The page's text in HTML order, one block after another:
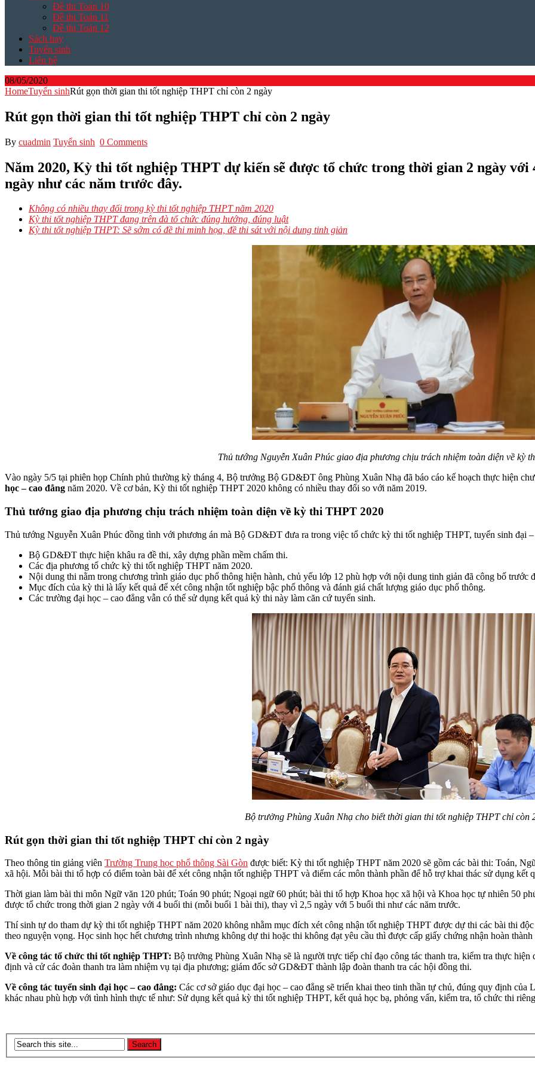
Đề thi Toán 10
Đề thi Toán 11
Đề thi Toán 12
Sách hay
Tuyển sinh
Liên hệ
08/05/2020
HomeTuyển sinhRút gọn thời gian thi tốt nghiệp THPT chỉ còn 2 ngày
Rút gọn thời gian thi tốt nghiệp THPT chỉ còn 2 ngày
By cuadmin Tuyển sinh 0 Comments
Năm 2020, Kỳ thi tốt nghiệp THPT dự kiến sẽ được tổ chức trong thời gian 2 ngày
ngày như các năm trước đây.
Không có nhiều thay đổi trong kỳ thi tốt nghiệp THPT năm 2020
Kỳ thi tốt nghiệp THPT đang trên đà tổ chức đúng hướng, đúng luật
Kỳ thi tốt nghiệp THPT: Sẽ sớm có đề thi minh họa, đề thi sát với nội dung tinh giản
Thủ tướng Nguyễn Xuân Phúc giao địa phương chịu trách nhiệm toàn diện về kỳ
Vào ngày 5/5 tại phiên họp Chính phủ thường kỳ tháng 4, Bộ trưởng Bộ GD&ĐT ông Phùng Xuân Nhạ đã báo cáo kế hoạch thực hiện
học – cao đẳng năm 2020. Về cơ bản, Kỳ thi tốt nghiệp THPT 2020 không có nhiều thay đổi so với năm 2019.
Thủ tướng giao địa phương chịu trách nhiệm toàn diện về kỳ thi THPT 2020
Thủ tướng Nguyễn Xuân Phúc đồng tình với phương án mà Bộ GD&ĐT đưa ra trong việc tổ chức kỳ thi tốt nghiệp THPT, tuyển sinh đại –
Bộ GD&ĐT thực hiện khâu ra đề thi, xây dựng phần mềm chấm thi.
Các địa phương tổ chức kỳ thi tốt nghiệp THPT năm 2020.
Nội dung thi nằm trong chương trình giáo dục phổ thông hiện hành, chủ yếu lớp 12 phù hợp với nội dung tinh giản đã công bố trước
Mục đích của kỳ thi là lấy kết quả để xét công nhận tốt nghiệp bậc phổ thông và đánh giá chất lượng giáo dục phổ thông.
Các trường đại học – cao đẳng vẫn có thể sử dụng kết quả kỳ thi này làm căn cứ tuyển sinh.
Bộ trưởng Phùng Xuân Nhạ cho biết thời gian thi tốt nghiệp THPT chỉ còn
Rút gọn thời gian thi tốt nghiệp THPT chỉ còn 2 ngày
Theo thông tin giảng viên Trường Trung học phổ thông Sài Gòn được biết: Kỳ thi tốt nghiệp THPT năm 2020 sẽ gồm các bài thi: Toán,
xã hội. Mỗi bài thi tổ hợp có điểm toàn bài để xét công nhận tốt nghiệp THPT và điểm các môn thành phần để hỗ trợ khai thác sử dụng kết
Thời gian làm bài thi môn Ngữ văn 120 phút; Toán 90 phút; Ngoại ngữ 60 phút; bài thi tổ hợp Khoa học xã hội và Khoa học tự nhiên 50
được tổ chức trong thời gian 2 ngày với 4 buổi thi (mỗi buổi 1 bài thi), thay vì 2,5 ngày với 5 buổi thi như các năm trước.
Thí sinh tự do tham dự kỳ thi tốt nghiệp THPT năm 2020 không nhằm mục đích xét công nhận tốt nghiệp THPT được dự thi các bài thi
theo nguyện vọng. Học sinh học hết chương trình nhưng không dự thi hoặc thi không đạt yêu cầu thì được cấp giấy chứng nhận hoàn
Về công tác tổ chức thi tốt nghiệp THPT: Bộ trưởng Phùng Xuân Nhạ sẽ là người trực tiếp chỉ đạo công tác thanh tra, kiểm tra thực
định và cử các đoàn thanh tra làm nhiệm vụ tại địa phương; giám đốc sở GD&ĐT thành lập đoàn thanh tra các hội đồng thi.
Về công tác tuyển sinh đại học – cao đẳng: Các cơ sở giáo dục đại học – cao đẳng sẽ triển khai theo tinh thần tự chủ, đúng quy định
khác nhau phù hợp với tình hình thực tế như: Sử dụng kết quả kỳ thi tốt nghiệp THPT, kết quả học bạ, phỏng vấn, kiểm tra, tổ chức thi